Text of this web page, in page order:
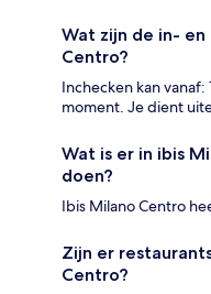
Wat zijn de in-
Centro?
Inchecken kan
moment. Je dient
Wat is er in ibis
doen?
Ibis Milano Centro
Zijn er
Centro?